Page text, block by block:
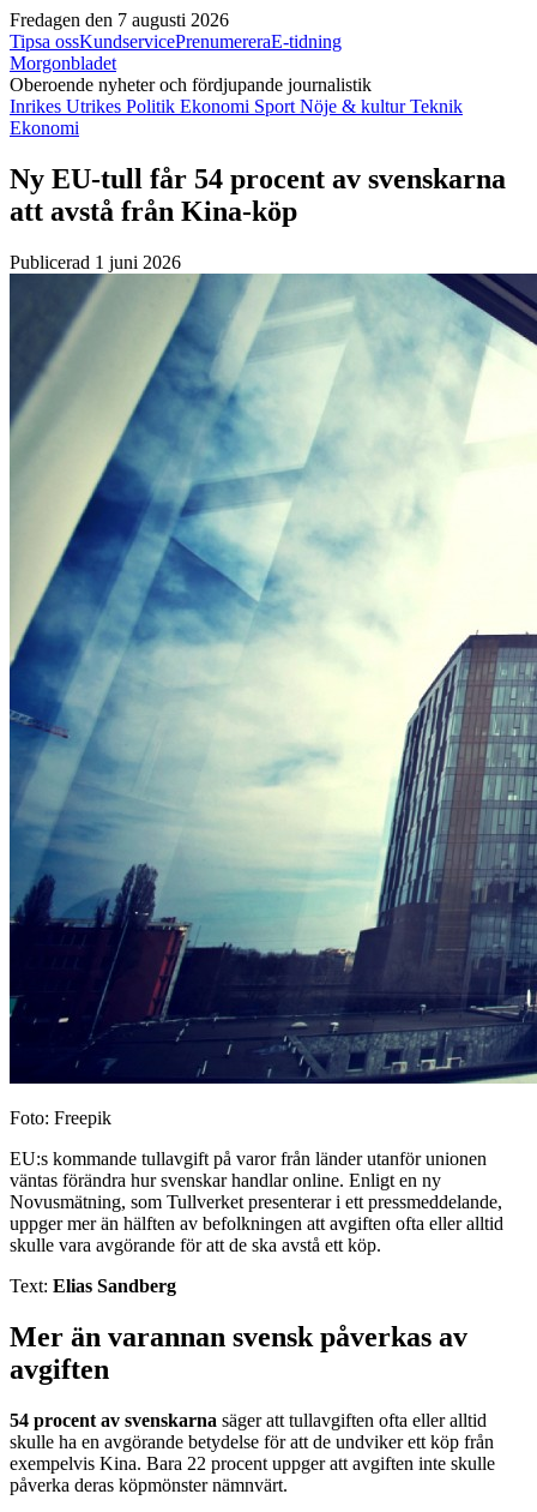
Fredagen den 7 augusti 2026
Tipsa ossKundservicePrenumereraE-tidning
Morgonbladet
Oberoende nyheter och fördjupande journalistik
Inrikes Utrikes Politik Ekonomi Sport Nöje & kulturTeknik
Ekonomi
Ny EU-tull får 54 procent av svenskarna
att avstå från Kina-köp
Publicerad 1 juni 2026
Foto: Freepik
EU:s kommande tullavgift på varor från länder utanför unionen
väntas förändra hur svenskar handlar online. Enligt en ny
Novusmätning, som Tullverket presenterar i ett pressmeddelande,
uppger mer än hälften av befolkningen att avgiften ofta eller alltid
skulle vara avgörande för att de ska avstå ett köp.
Text: Elias Sandberg
Mer än varannan svensk påverkas av
avgiften
54 procent av svenskarna säger att tullavgiften ofta eller alltid
skulle ha en avgörande betydelse för att de undviker ett köp från
exempelvis Kina. Bara 22 procent uppger att avgiften inte skulle
påverka deras köpmönster nämnvärt.